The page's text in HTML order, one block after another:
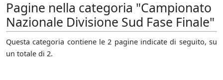
Pagine nella categoria "Campionato
Nazionale Divisione Sud Fase Finale"
Questa categoria contiene le 2 pagine indicate di seguito, su
un totale di 2.